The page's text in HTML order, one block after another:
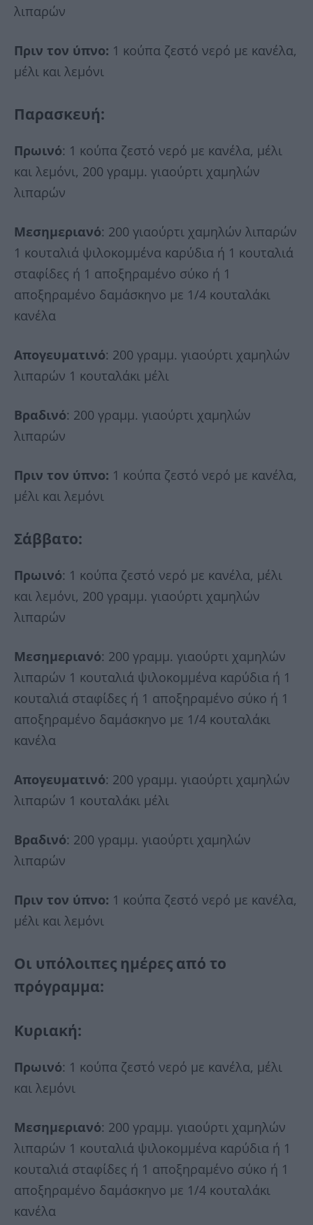
λιπαρών
Πριν τον ύπνο: 1 κούπα ζεστό νερό με κανέλα,
μέλι και λεμόνι
Παρασκευή:
Πρωινό: 1 κούπα ζεστό νερό με κανέλα, μέλι
και λεμόνι, 200 γραμμ. γιαούρτι χαμηλών
λιπαρών
Μεσημεριανό: 200 γιαούρτι χαμηλών λιπαρών
1 κουταλιά ψιλοκομμένα καρύδια ή 1 κουταλιά
σταφίδες ή 1 αποξηραμένο σύκο ή 1
αποξηραμένο δαμάσκηνο με 1/4 κουταλάκι
κανέλα
Απογευματινό: 200 γραμμ. γιαούρτι χαμηλών
λιπαρών 1 κουταλάκι μέλι
Βραδινό: 200 γραμμ. γιαούρτι χαμηλών
λιπαρών
Πριν τον ύπνο: 1 κούπα ζεστό νερό με κανέλα,
μέλι και λεμόνι
Σάββατο:
Πρωινό: 1 κούπα ζεστό νερό με κανέλα, μέλι
και λεμόνι, 200 γραμμ. γιαούρτι χαμηλών
λιπαρών
Μεσημεριανό: 200 γραμμ. γιαούρτι χαμηλών
λιπαρών 1 κουταλιά ψιλοκομμένα καρύδια ή 1
κουταλιά σταφίδες ή 1 αποξηραμένο σύκο ή 1
αποξηραμένο δαμάσκηνο με 1/4 κουταλάκι
κανέλα
Απογευματινό: 200 γραμμ. γιαούρτι χαμηλών
λιπαρών 1 κουταλάκι μέλι
Βραδινό: 200 γραμμ. γιαούρτι χαμηλών
λιπαρών
Πριν τον ύπνο: 1 κούπα ζεστό νερό με κανέλα,
μέλι και λεμόνι
Οι υπόλοιπες ημέρες από το
πρόγραμμα:
Κυριακή:
Πρωινό: 1 κούπα ζεστό νερό με κανέλα, μέλι
και λεμόνι
Μεσημεριανό: 200 γραμμ. γιαούρτι χαμηλών
λιπαρών 1 κουταλιά ψιλοκομμένα καρύδια ή 1
κουταλιά σταφίδες ή 1 αποξηραμένο σύκο ή 1
αποξηραμένο δαμάσκηνο με 1/4 κουταλάκι
κανέλα